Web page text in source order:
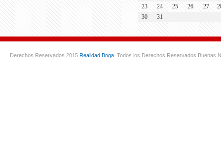
23
24 25 26 27
30
31
Derechos Reservados 2015 Realidad Boga . Todos los Derechos Reservados, Buenas